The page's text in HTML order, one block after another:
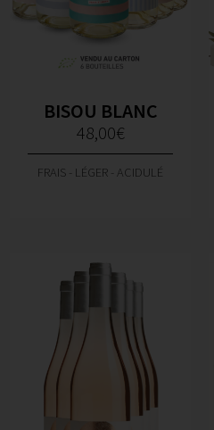
BISOU BLANC
48,00€
FRAIS - LÉGER - ACIDULÉ